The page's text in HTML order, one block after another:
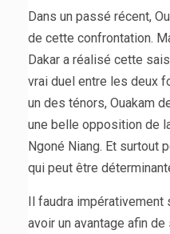
Dans un passé récent,
de cette confrontation.
Dakar a réalisé cette
vrai duel entre les deux
un des ténors, Ouakam
une belle opposition de
Ngoné Niang. Et surtout
qui peut être
Il faudra impérativement
avoir un avantage afin